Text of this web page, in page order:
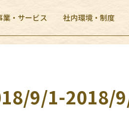
業・サービス 社内環境・制度
9/1-2018/